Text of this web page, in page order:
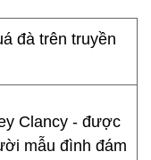
Clancy - được
mẫu đình đám